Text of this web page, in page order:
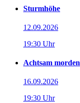
Sturmhöhe
12.09.2026
19:30 Uhr
Achtsam morden
16.09.2026
19:30 Uhr